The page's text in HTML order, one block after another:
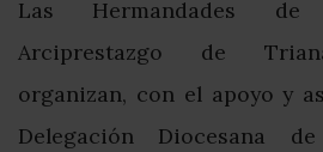
Las Hermandades
Arciprestazgo de
organizan, con el apoyo y
Delegación Diocesana